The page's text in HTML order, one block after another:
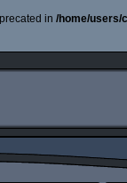
in /home/users/